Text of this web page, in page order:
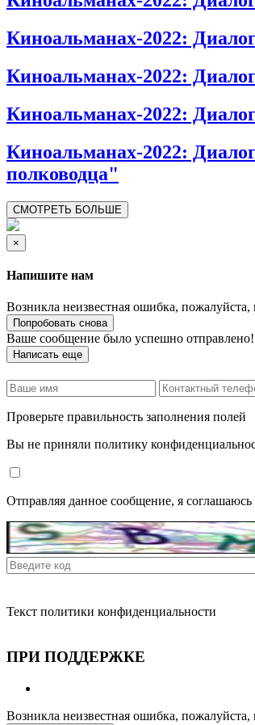
Киноальманах-2022:
Киноальманах-2022:
Киноальманах-2022:
Киноальманах-2022:
полководца"
СМОТРЕТЬ БОЛЬШЕ
×
Напишите нам
Возникла неизвестная ошибка,
Попробовать снова
Ваше сообщение было успешно отправлено!
Написать еще
Проверьте правильность заполнения полей
Вы не приняли политику
Отправляя данное сообщение, я
Текст политики конфиденциальности
ПРИ ПОДДЕРЖКЕ
Возникла неизвестная ошибка,